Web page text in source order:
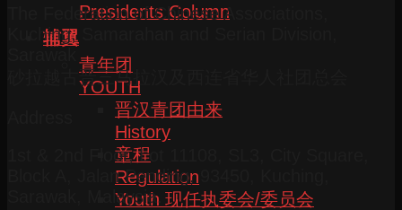
Presidents Column
辅翼
青年团
YOUTH
晋汉青团由来
History
章程
Regulation
Youth 现任执委会/委员会
The Federation of Chinese Associations,
Kuching, Samarahan and Serian Division,
砂拉越古晋三马拉汉及西连省华人社团总会
1st & 2nd Floor, Lot 11108, SL3, City Square,
Block A, Jalan Pending, 93450, Kuching,
Sarawak, Malaysia.